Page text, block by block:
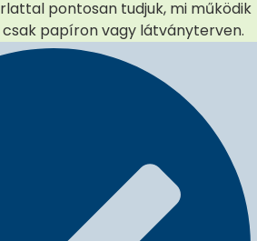
pontosan tudjuk, mi működik
papíron vagy látványterven.